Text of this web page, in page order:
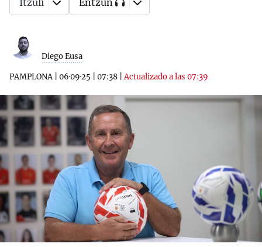
Diego Eusa
PAMPLONA| 06·09·25 07:38 |Actualizado a las 07:39
Itzuli Entzun